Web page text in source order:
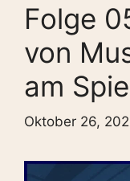
Folge
von
am
Oktober 26,